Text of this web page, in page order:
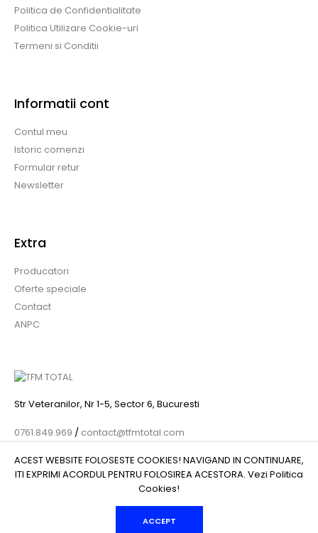
ACEST WEBSITE FOLOSESTE COOKIES! NAVIGAND IN CONTINUARE,
ITI EXPRIMI ACORDUL PENTRU FOLOSIREA ACESTORA. Vezi Politica
Cookies!
ACCEPT
Politica de Confidentialitate
Politica Utilizare Cookie-uri
Termeni si Conditii
Informatii cont
Contul meu
Istoric comenzi
Formular retur
Newsletter
Extra
Producatori
Oferte speciale
Contact
ANPC
Str Veteranilor, Nr 1-5, Sector 6, Bucuresti
0761.849.969 / contact@tfmtotal.com
© 2022 TFM GLOBAL IMPEX SRL , CIF: 41247203 | Nr. reg.:
J34/576/2019 - Toate drepturile rezervate - by DevPro.ro